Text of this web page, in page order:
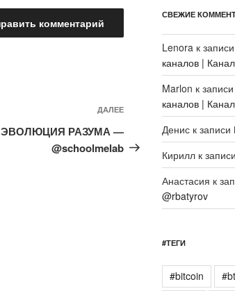
Следующая
запись
ДАЛЕЕ
ЭВОЛЮЦИЯ РАЗУМА —
@schoolmelab
СВЕЖИЕ
Lenoraк записи
каналов |
Marlon к записи
каналов |
Дениск записи
Кириллк записи
Анастасия к
@rbatyrov
#ТЕГИ
#bitcoin